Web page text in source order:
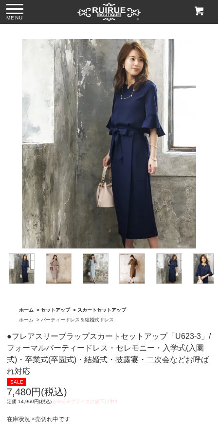
MENU
●パール＆ビジュー
付きリボンサテン
トートバッグ
「BA1759」
●グリッターチャン
キーローヒールパ
ンプス「SH1768」
●ビジューハンドル
スパンコール刺繍
レースハンドバッ
グ「BA1762」
●格子柄ビーズ刺繍
ハンドバッグ
「BA1760」
ホーム >セットアップ > スカートセットアップ
ホーム
> パーティードレス＆結婚式ドレス
●フレアスリーブラップスカートセットアップ「U623-3」/
フォーマルパーティードレス・セレモニー・入学式(入園
式)・卒業式(卒園式)・結婚式・披露宴・二次会などお呼ば
れ対応
7,480円(税込)
定価 14,960円(税込)
在庫状況 ×売切れ中です